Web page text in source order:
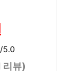
5.0
리뷰)